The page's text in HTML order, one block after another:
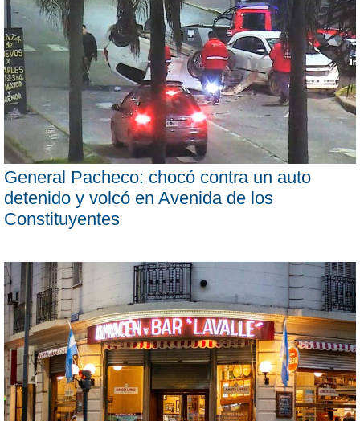
General Pacheco: chocó contra un auto
detenido y volcó en Avenida de los
Constituyentes